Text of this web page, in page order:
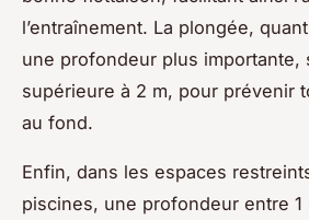
l’entraînement. La plongée,
une profondeur plus importante,
supérieure à 2 m, pour prévenir
au fond.
Enfin, dans les espaces
piscines, une profondeur entre 1